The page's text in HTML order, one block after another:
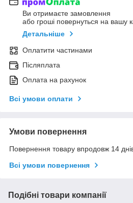
Ви отримаєте замовлення
або гроші повернуться на вашу
Детальніше
Оплатити частинами
Післяплата
Оплата на рахунок
Всі умови оплати
Умови повернення
Повернення товару впродовж 14
Всі умови повернення
Подібні товари компанії